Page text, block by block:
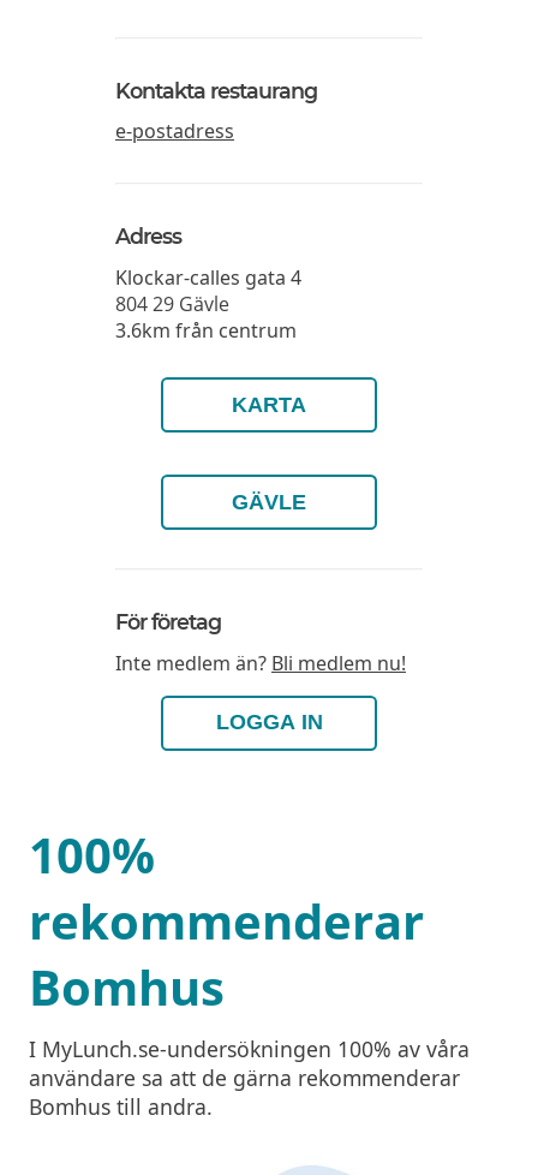
Kontakta restaurang
e-postadress
Adress
Klockar-calles gata 4
804 29 Gävle
3.6km från centrum
KARTA
GÄVLE
För företag
Inte medlem än? Bli medlem nu!
LOGGA IN
100%
rekommenderar
Bomhus
I MyLunch.se-undersökningen 100% av våra
användare sa att de gärna rekommenderar
Bomhus till andra.